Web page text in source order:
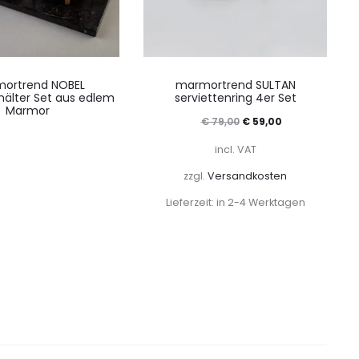
NOBEL
Set aus edlem
Marmor
marmortrend SULTAN
serviettenring 4er Set
€79,00 Ursprünglicher
Preis
€59,00Aktueller
incl. VAT
zzgl.Versandkosten
Lieferzeit: in 2-4 Werktagen